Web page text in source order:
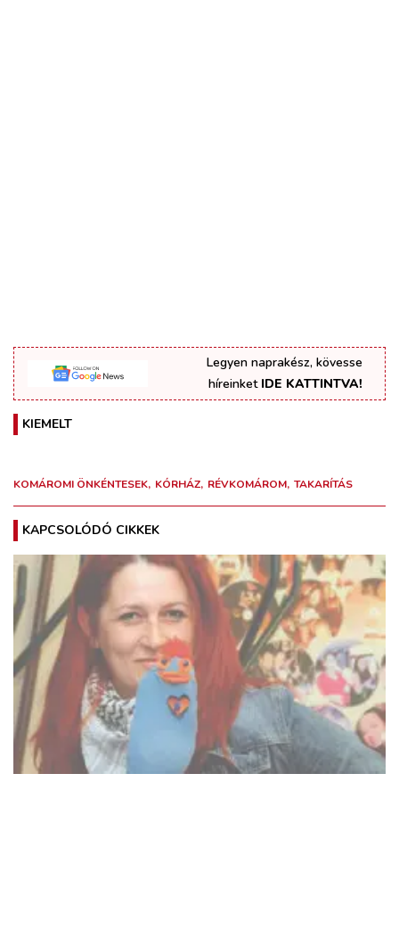
Legyen naprakész, kövesse
híreinket IDE KATTINTVA!
KIEMELT
KOMÁROMI ÖNKÉNTESEK KÓRHÁZ RÉVKOMÁROM TAKARÍTÁS
KAPCSOLÓDÓ CIKKEK